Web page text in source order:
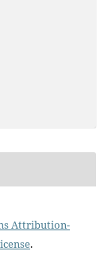
Attribution-
.